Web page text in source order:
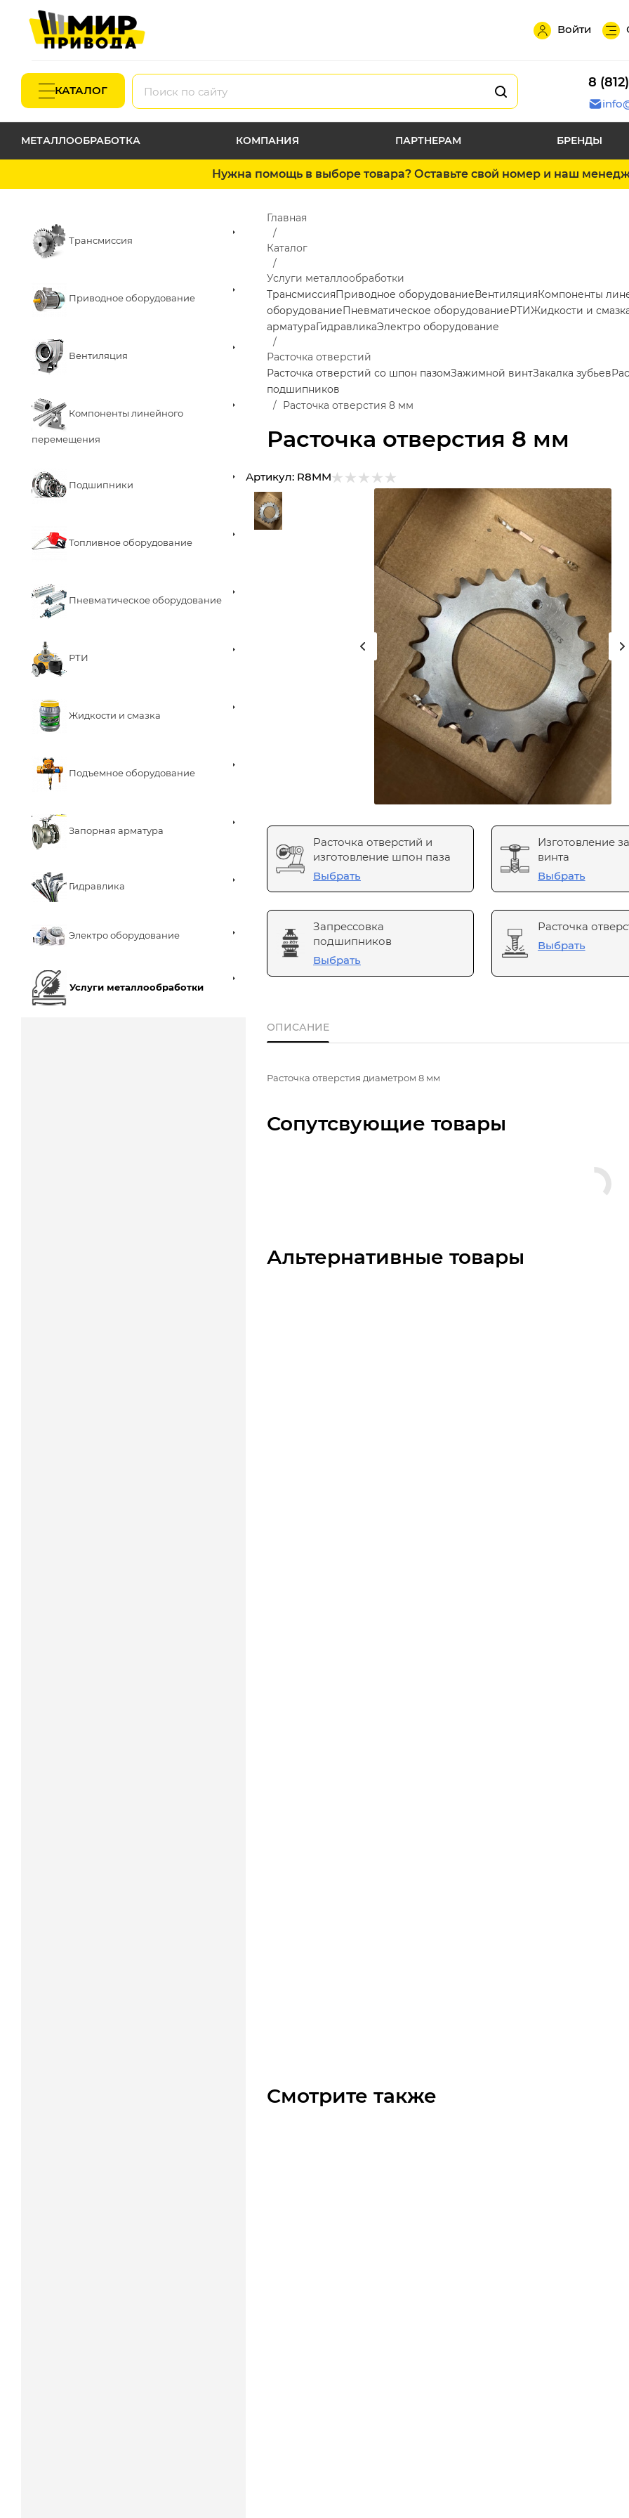
Войти
КАТАЛОГ
8
МЕТАЛЛООБРАБОТКА КОМПАНИЯ ПАРТНЕРАМ БРЕНДЫ
Нужна помощь в выборе товара? Оставьте свой номер и наш
Трансмиссия
Приводное оборудование
Вентиляция
Компоненты линейного
перемещения
Подшипники
Топливное оборудование
Пневматическое оборудование
РТИ
Жидкости и смазка
Подъемное оборудование
Запорная арматура
Гидравлика
Электро оборудование
Услуги металлообработки
Расточка отверстия 8 мм
Главная
Каталог
Услуги металлообработки
ТрансмиссияПриводное оборудованиеВентиляцияКомпоненты
оборудованиеПневматическое оборудованиеРТИЖидкости и
арматураГидравликаЭлектро оборудование
Расточка отверстий
Расточка отверстий со шпон пазомЗажимной винтЗакалка зубьев
подшипников
Расточка отверстия 8 мм
Артикул: R8MM
Расточка отверстий и
изготовление шпон паза
Выбрать
Изготовление
винта
Выбрать
Запрессовка
подшипников
Выбрать
Расточка
Выбрать
ОПИСАНИЕ
Расточка отверстия диаметром 8 мм
Сопутсвующие товары
Альтернативные товары
Смотрите также